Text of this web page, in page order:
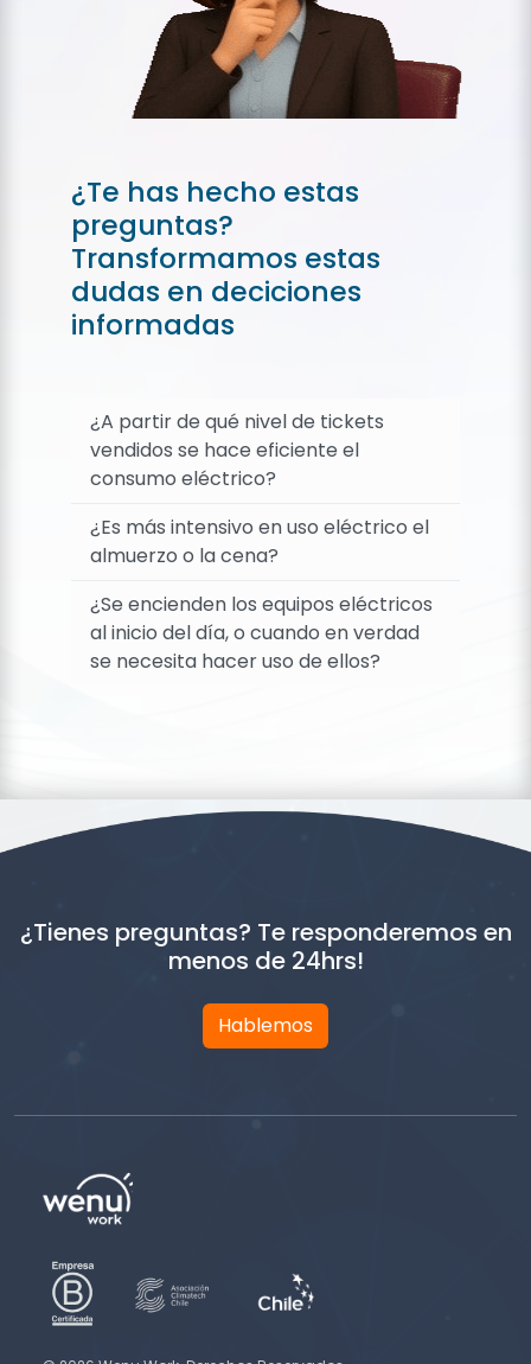
¿Te has hecho estas
preguntas?
Transformamos estas
dudas en deciciones
informadas
¿A partir de qué nivel de tickets
vendidos se hace eficiente el
consumo eléctrico?
¿Es más intensivo en uso eléctrico el
almuerzo o la cena?
¿Se encienden los equipos eléctricos
al inicio del día, o cuando en verdad
se necesita hacer uso de ellos?
¿Tienes preguntas? Te responderemos en
menos de 24hrs!
Hablemos